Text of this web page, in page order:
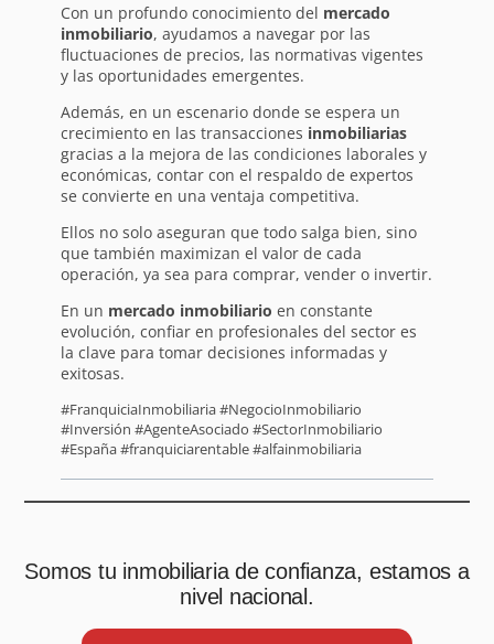
Con un profundo conocimiento del mercado
inmobiliario, ayudamos a navegar por las
fluctuaciones de precios, las normativas vigentes
y las oportunidades emergentes.
Además, en un escenario donde se espera un
crecimiento en las transacciones inmobiliarias
gracias a la mejora de las condiciones laborales y
económicas, contar con el respaldo de expertos
se convierte en una ventaja competitiva.
Ellos no solo aseguran que todo salga bien, sino
que también maximizan el valor de cada
operación, ya sea para comprar, vender o invertir.
En un mercado inmobiliario en constante
evolución, confiar en profesionales del sector es
la clave para tomar decisiones informadas y
exitosas.
#FranquiciaInmobiliaria #NegocioInmobiliario
#Inversión #AgenteAsociado #SectorInmobiliario
#España #franquiciarentable #alfainmobiliaria
Somos tu inmobiliaria de confianza, estamos a
nivel nacional.